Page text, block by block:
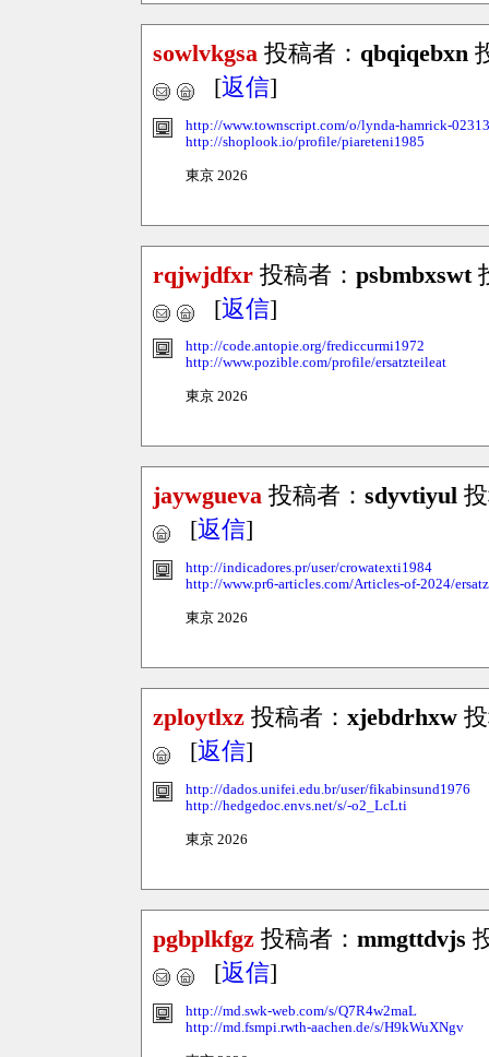
sowlvkgsa 投稿者： qbqiqebxn
[返信]
http://www.townscript.com/o/lynda-hamrick-
http://shoplook.io/profile/piareteni1985
東京 2026
rqjwjdfxr 投稿者： psbmbxswt
[返信]
http://code.antopie.org/frediccurmi1972
http://www.pozible.com/profile/ersatzteileat
東京 2026
jaywgueva 投稿者： sdyvtiyul
[返信]
http://indicadores.pr/user/crowatexti1984
http://www.pr6-articles.com/Articles-of-2024/
東京 2026
zploytlxz 投稿者： xjebdrhxw
[返信]
http://dados.unifei.edu.br/user/fikabinsund1976
http://hedgedoc.envs.net/s/-o2_LcLti
東京 2026
pgbplkfgz 投稿者： mmgttdvjs
[返信]
http://md.swk-web.com/s/Q7R4w2maL
http://md.fsmpi.rwth-aachen.de/s/H9kWuXNgv